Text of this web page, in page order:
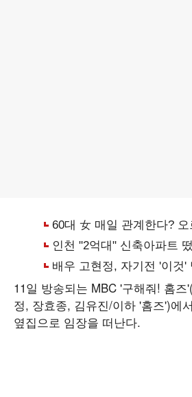
11일 방송되는 MBC '구해줘! 홈
정, 장효종, 김유진/이하 '홈즈')에
옆집으로 임장을 떠난다.